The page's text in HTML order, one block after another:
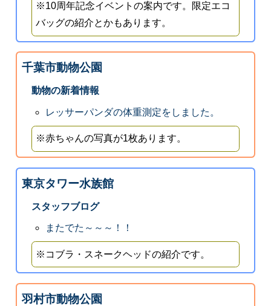
※10周年記念イベントの案内です。限定エコ
バッグの紹介とかもあります。
千葉市動物公園
動物の新着情報
レッサーパンダの体重測定をしました。
※赤ちゃんの写真が1枚あります。
東京タワー水族館
スタッフブログ
またでた～～～！！
※コブラ・スネークヘッドの紹介です。
羽村市動物公園